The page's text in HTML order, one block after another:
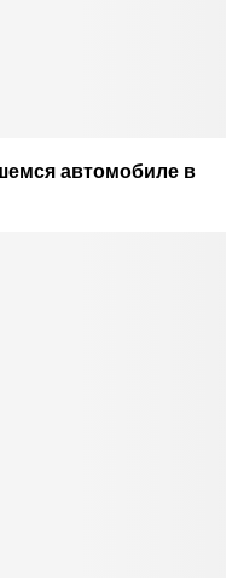
автомобиле в